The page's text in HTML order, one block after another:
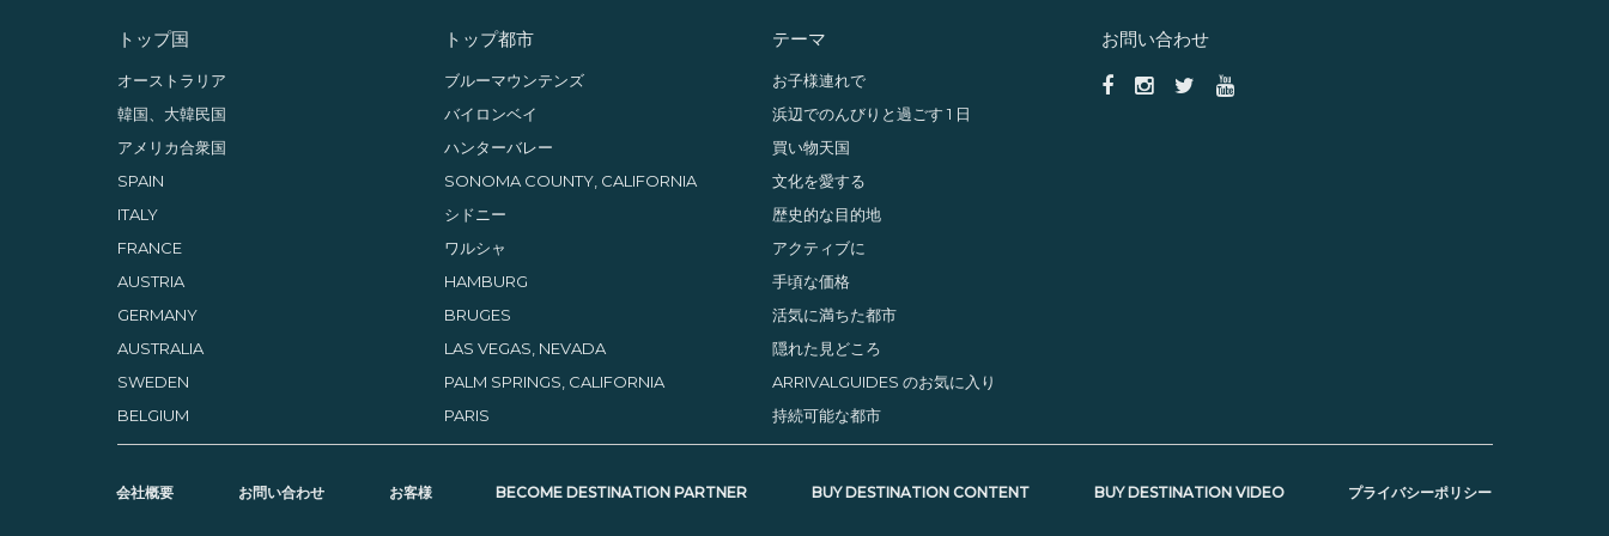
トップ国
オーストラリア
韓国、大韓民国
アメリカ合衆国
SPAIN
ITALY
FRANCE
AUSTRIA
GERMANY
AUSTRALIA
SWEDEN
BELGIUM
トップ都市
ブルーマウンテンズ
バイロンベイ
ハンターバレー
SONOMA COUNTY, CALIFORNIA
シドニー
ワルシャ
HAMBURG
BRUGES
LAS VEGAS, NEVADA
PALM SPRINGS, CALIFORNIA
PARIS
テーマ
お子様連れで
浜辺でのんびりと過ごす 1 日
買い物天国
文化を愛する
歴史的な目的地
アクティブに
手頃な価格
活気に満ちた都市
隠れた見どころ
ARRIVALGUIDES のお気に入り
持続可能な都市
お問い合わせ
会社概要­ お問い合わせ お客様 BECOME DESTINATION PARTNER BUY DESTINATION CONTENT BUY DESTINATION VIDEO プライバシーポリシー